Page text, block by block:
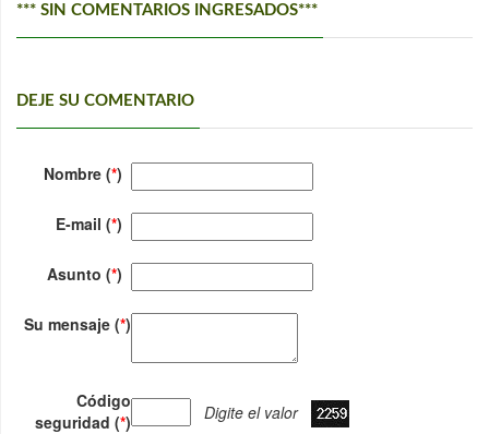
*** SIN COMENTARIOS INGRESADOS***
DEJE SU COMENTARIO
Nombre (*)
E-mail (*)
Asunto (*)
Su mensaje (*)
Código
seguridad (*) Digite el valor